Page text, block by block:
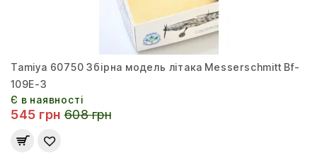
Tamiya 60750 Збірна модель літака Messerschmitt Bf-
109E-3
Є в наявності
545 грн 608 грн